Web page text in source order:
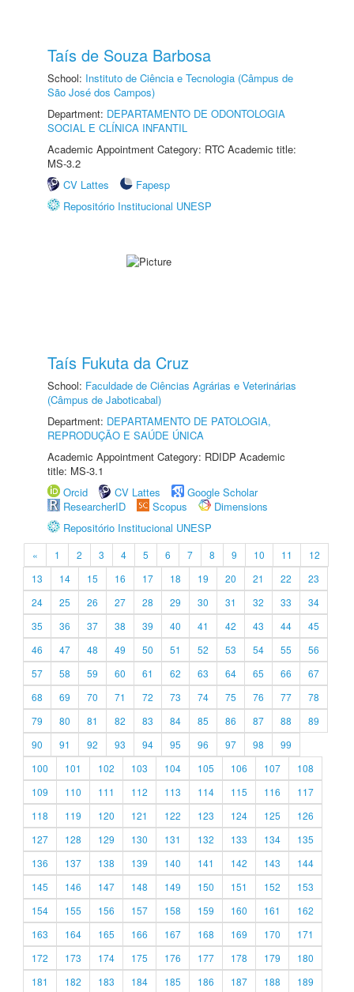
Taís de Souza Barbosa
School: Instituto de Ciência e Tecnologia (Câmpus de
São José dos Campos)
Department: DEPARTAMENTO DE ODONTOLOGIA
SOCIAL E CLÍNICA INFANTIL
Academic Appointment Category: RTC Academic title:
MS-3.2
CV Lattes
Fapesp
Repositório Institucional UNESP
Taís Fukuta da Cruz
School: Faculdade de Ciências Agrárias e Veterinárias
(Câmpus de Jaboticabal)
Department: DEPARTAMENTO DE PATOLOGIA,
REPRODUÇÃO E SAÚDE ÚNICA
Academic Appointment Category: RDIDP Academic
title: MS-3.1
Orcid
CV Lattes
Google Scholar
ResearcherID
Scopus
Dimensions
Repositório Institucional UNESP
« 1 2 3 4 5 6 7 8 9 10 11
12
13
14 15 16 17 18 19 20 21 22
23
24
25 26 27 28 29 30 31 32 33
34
35
36 37 38 39 40 41 42 43 44
45
46
47 48 49 50 51 52 53 54 55
56
57
58 59 60 61 62 63 64 65 66
67
68
69 70 71 72 73 74 75 76 77
78
79
80 81 82 83 84 85 86 87 88
89
90
91 92 93 94 95 96 97 98
99
100
101 102 103 104 105 106 107
108
109
110 111 112 113 114 115 116
117
118
119 120 121 122 123 124 125
126
127
128 129 130 131 132 133 134
135
136
137 138 139 140 141 142 143
144
145
146 147 148 149 150 151 152
153
154
155 156 157 158 159 160 161
162
163
164 165 166 167 168 169 170
171
172
173 174 175 176 177 178 179
180
181
182 183 184 185 186 187 188
189